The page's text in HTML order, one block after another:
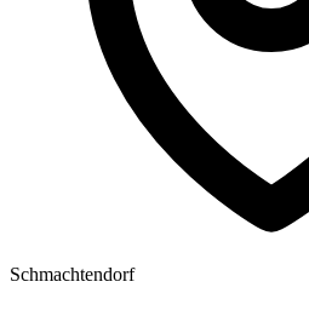
Schmachtendorf